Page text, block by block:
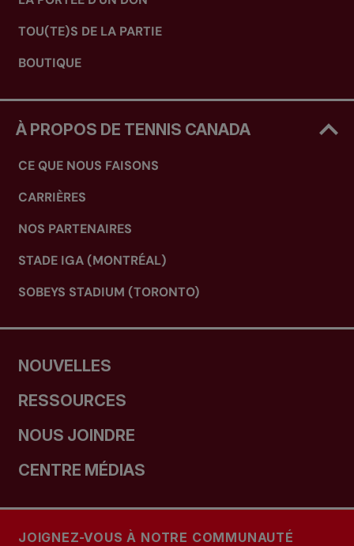
TOU(TE)S DE LA PARTIE
BOUTIQUE
À PROPOS DE TENNIS CANADA
CE QUE NOUS FAISONS
CARRIÈRES
NOS PARTENAIRES
STADE IGA (MONTRÉAL)
SOBEYS STADIUM (TORONTO)
NOUVELLES
RESSOURCES
NOUS JOINDRE
CENTRE MÉDIAS
JOIGNEZ-VOUS À NOTRE COMMUNAUTÉ